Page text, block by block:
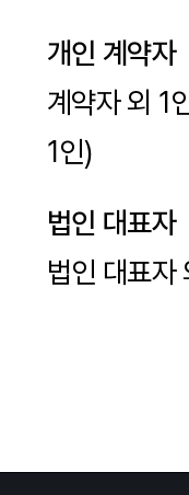
개인 계약자
계약자 외 1
1인)
법인 대표자
법인 대표자